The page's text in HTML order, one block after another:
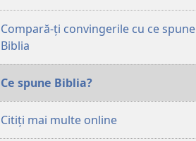
Compară-ți convingerile cu ce spune
Biblia
Ce spune Biblia?
Citiți mai multe online